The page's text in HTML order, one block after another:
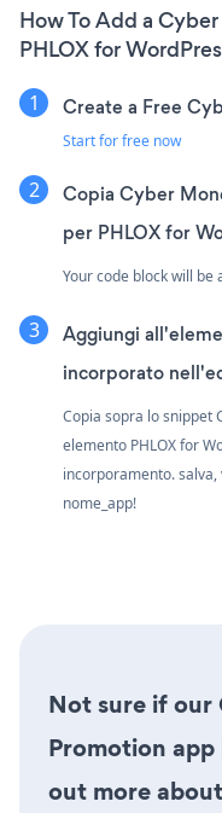
How To Add a
PHLOX for
Create a Free
Start for free now
Copia Cyber
per PHLOX for
Your code block will
Aggiungi
incorporato
Copia sopra lo snippet
elemento PHLOX for
incorporamento.
nome_app!
Not sure if our
Promotion
out more